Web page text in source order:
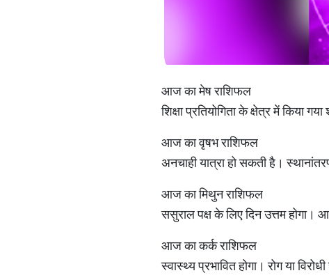
आज का मेष राशिफल
शिक्षा प्रतियोगिता के क्षेत्र में किया
आज का वृषभ राशिफल
अनचाही यात्रा हो सकती है।
आज का मिथुन राशिफल
ससुराल पक्ष के लिए दिन उत्तम होगा।
आज का कर्क राशिफल
स्वास्थ्य प्रभावित होगा। रोग या